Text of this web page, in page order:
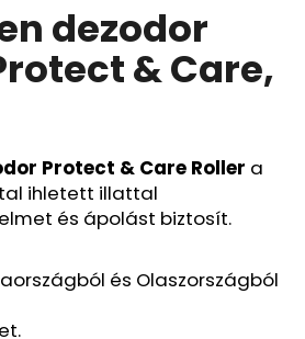
dezodor
& Care,
Protect & Care Roller a
ihletett illattal
és ápolást biztosít.
és Olaszországból